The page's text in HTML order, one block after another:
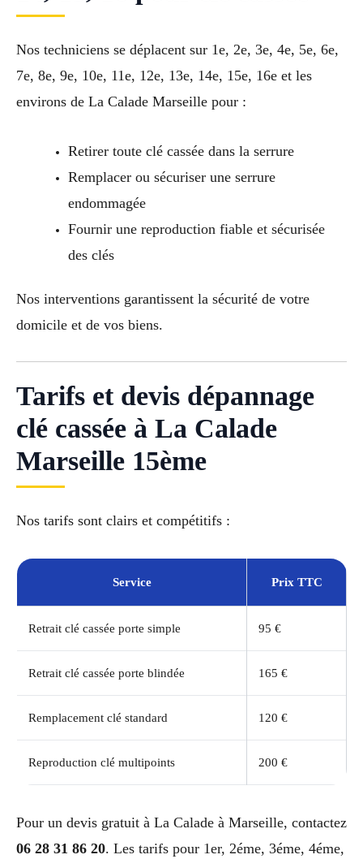
Nos techniciens se déplacent sur 1e, 2e, 3e, 4e, 5e, 6e,
7e, 8e, 9e, 10e, 11e, 12e, 13e, 14e, 15e, 16e et les
environs de La Calade Marseille pour :
Retirer toute clé cassée dans la serrure
Remplacer ou sécuriser une serrure
endommagée
Fournir une reproduction fiable et sécurisée
des clés
Nos interventions garantissent la sécurité de votre
domicile et de vos biens.
Tarifs et devis dépannage
clé cassée à La Calade
Marseille 15ème
Nos tarifs sont clairs et compétitifs :
Service Prix TTC
Retrait clé cassée porte simple 95 €
Retrait clé cassée porte blindée 165 €
Remplacement clé standard 120 €
Reproduction clé multipoints 200 €
Pour un devis gratuit à La Calade à Marseille, contactez
06 28 31 86 20. Les tarifs pour 1er, 2éme, 3éme, 4éme,